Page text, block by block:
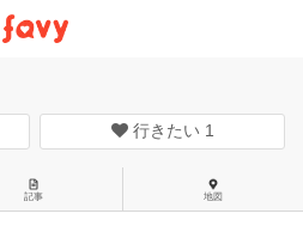
行きたい 1
記事 地図